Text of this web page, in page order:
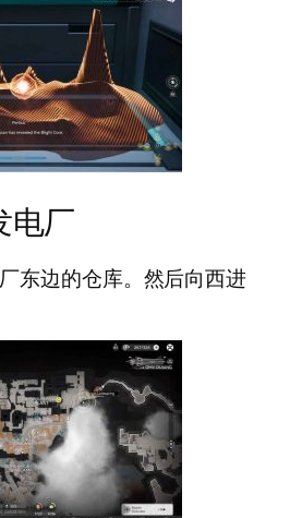
电厂
东边的仓库。然后向西进